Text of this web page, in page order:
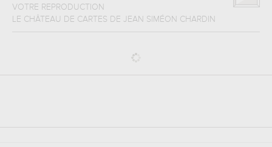
VOTRE REPRODUCTION
LE CHÂTEAU DE CARTES DE JEAN SIMÉON CHARDIN